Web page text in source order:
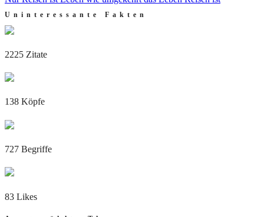
Uninteressante Fakten
2225 Zitate
138 Köpfe
727 Begriffe
83 Likes